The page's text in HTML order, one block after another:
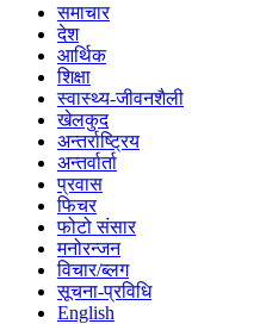
समाचार
देश
आर्थिक
शिक्षा
स्वास्थ्य-जीवनशैली
खेलकुद
अन्तर्राष्ट्रिय
अन्तर्वार्ता
प्रवास
फिचर
फोटो संसार
मनोरन्जन
विचार/ब्लग
सूचना-प्रविधि
English